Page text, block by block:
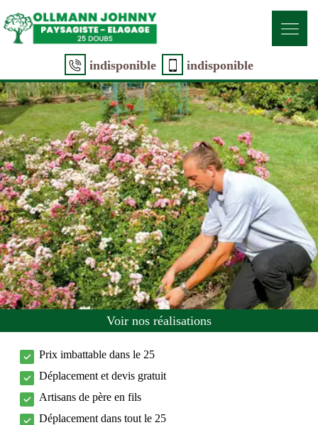
indisponible indisponible
Voir nos réalisations
Prix imbattable dans le 25
Déplacement et devis gratuit
Artisans de père en fils
Déplacement dans tout le 25